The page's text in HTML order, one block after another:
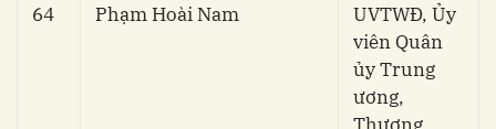
64 Phạm Hoài Nam
UVTWĐ, Ủy
viên Quân
ủy Trung
ương,